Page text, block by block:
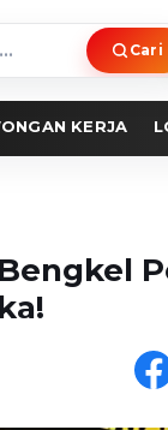
Cari
KERJA